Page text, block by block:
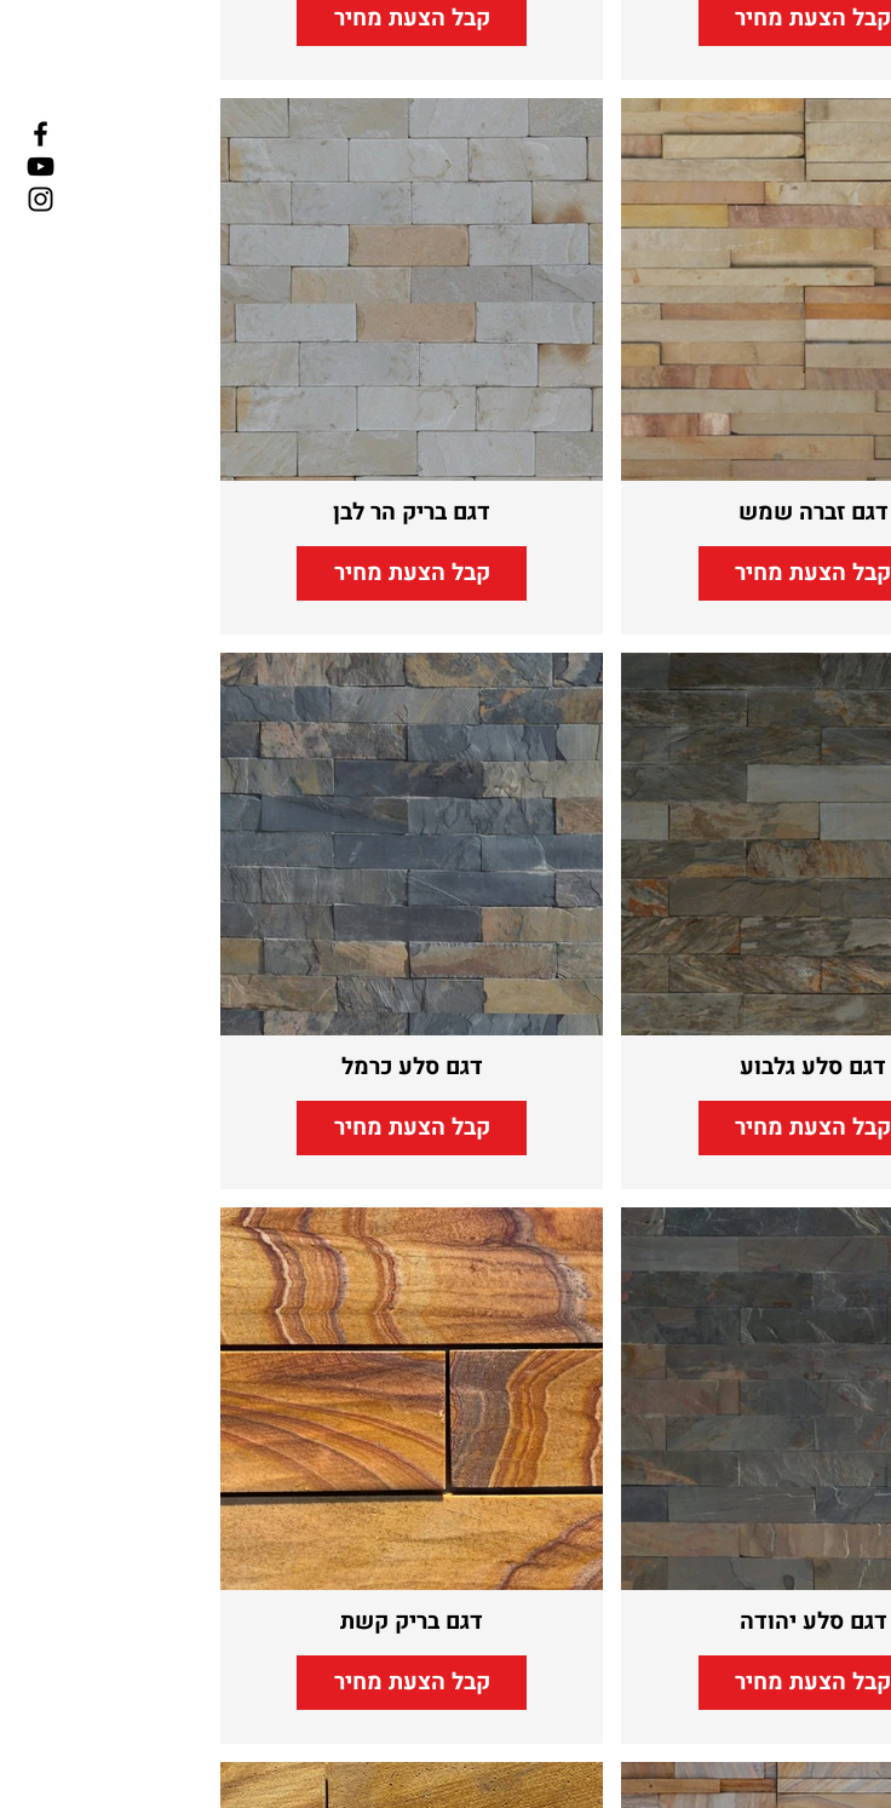
קבל הצעת מחיר
קבל הצעת מחיר
דגם זברה שמש
קבל הצעת מחיר
דגם בריק הר לבן
קבל הצעת מחיר
דגם סלע גלבוע
קבל הצעת מחיר
דגם סלע כרמל
קבל הצעת מחיר
דגם סלע יהודה
קבל הצעת מחיר
דגם בריק קשת
קבל הצעת מחיר